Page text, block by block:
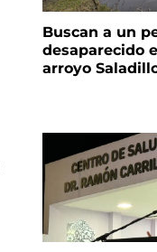
Buscan a un
desaparecido
arroyo